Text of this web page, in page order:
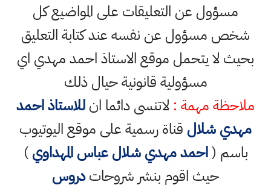
مسؤول عن التعليقات على المواضيع كل
شخص مسؤول عن نفسه عند كتابة التعليق
بحيث لا يتحمل موقع الاستاذ احمد مهدي اي
مسؤولية قانونية حيال ذلك
ملاحظة مهمة : لاتنسى دائما انللاستاذ احمد
مهدي شلال قناة رسمية على موقع اليوتيوب
باسم (احمد مهدي شلال عباس المهداوي)
حيث اقوم بنشر شروحاتدروس